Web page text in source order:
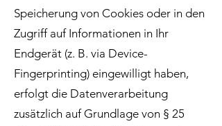
Speicherung von Cookies oder in den
Zugriff auf Informationen in Ihr
Endgerät (z. B. via Device-
Fingerprinting) eingewilligt haben,
erfolgt die Datenverarbeitung
zusätzlich auf Grundlage von § 25